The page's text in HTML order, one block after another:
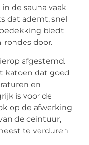
in de sauna vaak
dat ademt, snel
biedt
rondes door.
afgestemd.
katoen dat goed
en
is voor de
op de afwerking
de ceintuur,
te verduren